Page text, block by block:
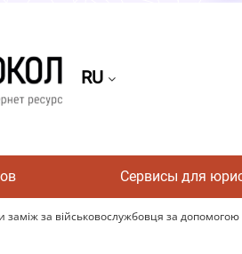
RU
Сервисы для
заміж за військовослужбовця за допомогою